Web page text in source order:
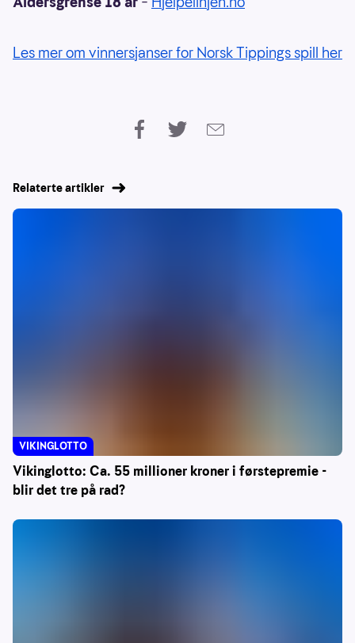
Les mer om vinnersjanser for Norsk Tippings spill her
Relaterte artikler
Vikinglotto: Ca. 55 millioner kroner i førstepremie -
blir det tre på rad?
VIKINGLOTTO